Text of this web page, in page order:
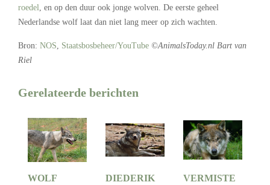
roedel , en op den duur ook jonge wolven. De eerste geheel
Nederlandse wolf laat dan niet lang meer op zich wachten.
Bron: NOS Staatsbosbeheer/YouTube ©AnimalsToday.nl Bart van
Riel
Gerelateerde berichten
WOLF
DIEDERIK
VERMISTE